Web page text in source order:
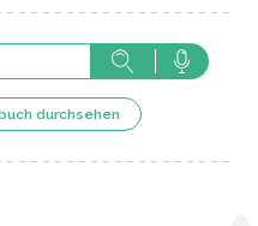
durchsehen